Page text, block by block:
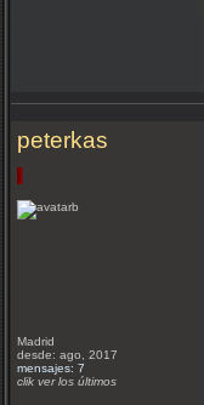
peterkas
Madrid
desde: ago, 2017
mensajes: 7
clik ver los últimos